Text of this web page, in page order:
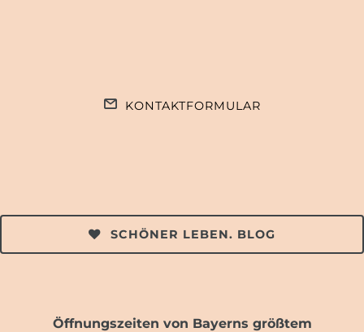
KONTAKTFORMULAR
SCHÖNER LEBEN. BLOG
Öffnungszeiten von Bayerns größtem